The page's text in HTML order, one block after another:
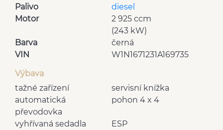
Palivo
diesel
Motor
2 925 ccm
(243 kW)
Barva
černá
VIN
W1N1671231A169735
Výbava
servisní knížka
tažné zařízení
pohon 4 x 4
automatická
převodovka
ESP
vyhřívaná sedadla